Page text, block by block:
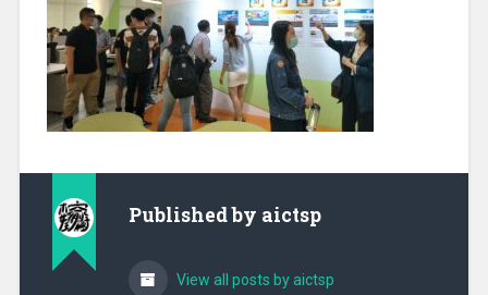
Published by aictsp
View all posts by aictsp